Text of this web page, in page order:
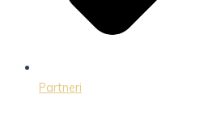
Partneri